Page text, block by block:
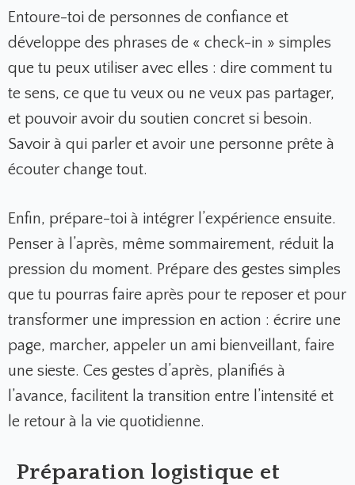
Entoure-toi de personnes de confiance et
développe des phrases de « check-in » simples
que tu peux utiliser avec elles : dire comment tu
te sens, ce que tu veux ou ne veux pas partager,
et pouvoir avoir du soutien concret si besoin.
Savoir à qui parler et avoir une personne prête à
écouter change tout.
Enfin, prépare-toi à intégrer l’expérience ensuite.
Penser à l’après, même sommairement, réduit la
pression du moment. Prépare des gestes simples
que tu pourras faire après pour te reposer et pour
transformer une impression en action : écrire une
page, marcher, appeler un ami bienveillant, faire
une sieste. Ces gestes d’après, planifiés à
l’avance, facilitent la transition entre l’intensité et
le retour à la vie quotidienne.
Préparation logistique et